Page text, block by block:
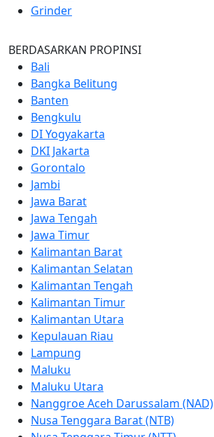
Grinder
BERDASARKAN PROPINSI
Bali
Bangka Belitung
Banten
Bengkulu
DI Yogyakarta
DKI Jakarta
Gorontalo
Jambi
Jawa Barat
Jawa Tengah
Jawa Timur
Kalimantan Barat
Kalimantan Selatan
Kalimantan Tengah
Kalimantan Timur
Kalimantan Utara
Kepulauan Riau
Lampung
Maluku
Maluku Utara
Nanggroe Aceh Darussalam (NAD)
Nusa Tenggara Barat (NTB)